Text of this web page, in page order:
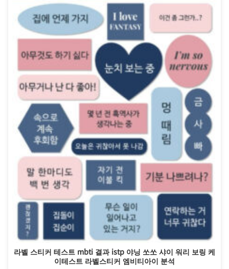
라벨 스티커 테스트 mbti 결과 istp 야닝 쏘쏘 샤이 워리 보링 케
이테스트 라벨스티커 엠비티아이 분석